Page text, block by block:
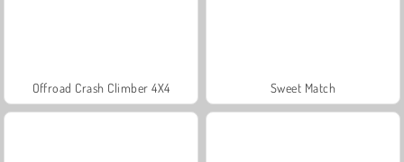
Offroad Crash Climber 4X4 Sweet Match